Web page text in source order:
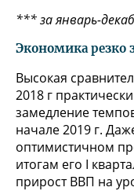
*** за январь-
Экономика резко
Высокая
2018 г
замедление
начале 2019 г.
оптимистичном
итогам его I
прирост ВВП на